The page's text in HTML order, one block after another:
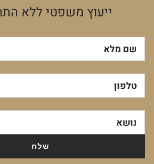
ייעוץ משפטי ללא
שם מלא
טלפון
נושא